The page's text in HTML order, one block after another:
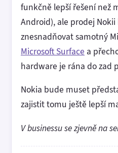
funkčně lepší řešení než
Android), ale prodej
znesnadňovat samotný
Microsoft Surface a
hardware je rána do zad
Nokia bude muset
zajistit tomu ještě lepší
V businessu se zjevně na